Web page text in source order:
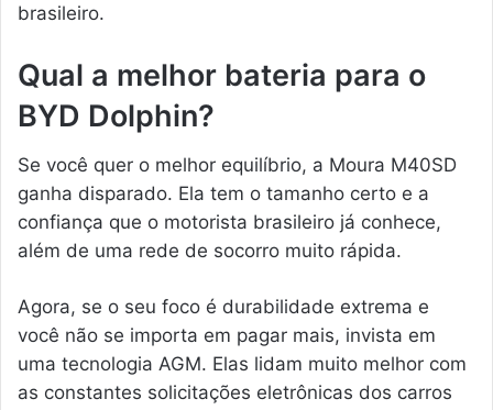
brasileiro.
Qual a melhor bateria para o
BYD Dolphin?
Se você quer o melhor equilíbrio, a Moura M40SD
ganha disparado. Ela tem o tamanho certo e a
confiança que o motorista brasileiro já conhece,
além de uma rede de socorro muito rápida.
Agora, se o seu foco é durabilidade extrema e
você não se importa em pagar mais, invista em
uma tecnologia AGM. Elas lidam muito melhor com
as constantes solicitações eletrônicas dos carros